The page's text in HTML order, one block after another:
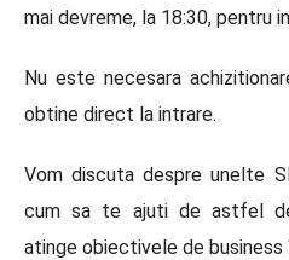
mai devreme, la 18:30, pentru
Nu este necesara
obtine direct la intrare.
Vom discuta despre unelte
cum sa te ajuti de astfel
atinge obiectivele de business